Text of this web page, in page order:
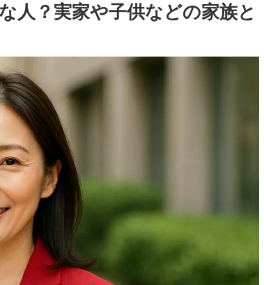
人？実家や子供などの家族と